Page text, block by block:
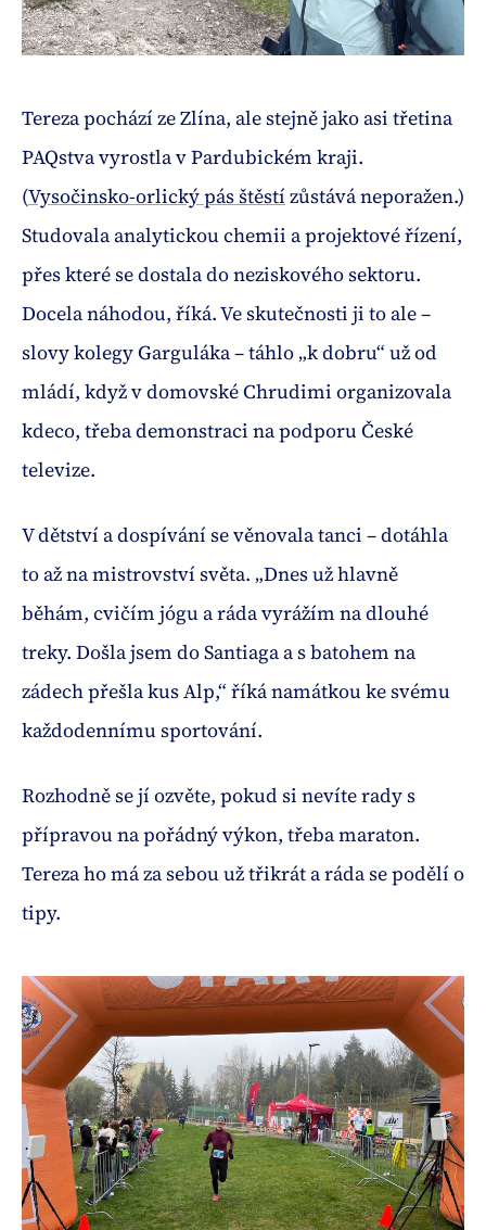
Tereza pochází ze Zlína, ale stejně jako asi třetina
PAQstva vyrostla v Pardubickém kraji.
(Vysočinsko-orlický pás štěstí zůstává neporažen.)
Studovala analytickou chemii a projektové řízení,
přes které se dostala do neziskového sektoru.
Docela náhodou, říká. Ve skutečnosti ji to ale –
slovy kolegy Garguláka – táhlo „k dobru“ už od
mládí, když v domovské Chrudimi organizovala
kdeco, třeba demonstraci na podporu České
televize.
V dětství a dospívání se věnovala tanci – dotáhla
to až na mistrovství světa. „Dnes už hlavně
běhám, cvičím jógu a ráda vyrážím na dlouhé
treky. Došla jsem do Santiaga a s batohem na
zádech přešla kus Alp,“ říká namátkou ke svému
každodennímu sportování.
Rozhodně se jí ozvěte, pokud si nevíte rady s
přípravou na pořádný výkon, třeba maraton.
Tereza ho má za sebou už třikrát a ráda se podělí o
tipy.